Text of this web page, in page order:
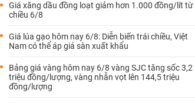
Giá xăng dầu đồng loạt giảm hơn 1.000 đồng/lít từ
chiều 6/8
Giá lúa gạo hôm nay 6/8: Diễn biến trái chiều, Việt
Nam có thể áp giá sàn xuất khẩu
Bảng giá vàng hôm nay 6/8 vàng SJC tăng sốc 3,2
triệu đồng/lượng, vàng nhẫn vọt lên 144,5 triệu
đồng/lượng